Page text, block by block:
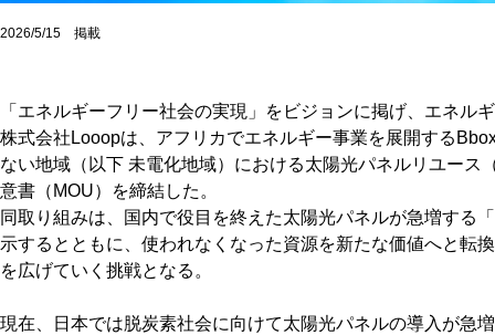
2026/5/15 掲載
「エネルギーフリー社会の実現」をビジョンに掲げ、エネル
株式会社Looopは、アフリカでエネルギー事業を展開する
ない地域（以下 未電化地域）における太陽光パネルリユース
意書（MOU）を締結した。
同取り組みは、国内で役目を終えた太陽光パネルが急増する
示するとともに、使われなくなった資源を新たな価値へと転
を広げていく挑戦となる。
現在、日本では脱炭素社会に向けて太陽光パネルの導入が急